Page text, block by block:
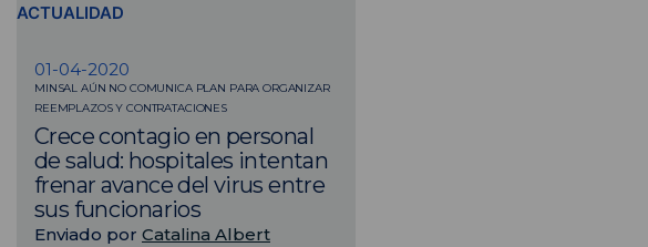
ACTUALIDAD
01-04-2020
MINSAL AÚN NO COMUNICA PLAN PARA ORGANIZAR
REEMPLAZOS Y CONTRATACIONES
Crece contagio en personal
de salud: hospitales intentan
frenar avance del virus entre
sus funcionarios
Enviado por Catalina Albert